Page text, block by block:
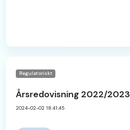
Regulatoriskt
Årsredovisning 2022/2023
2024-02-02 18:41:45